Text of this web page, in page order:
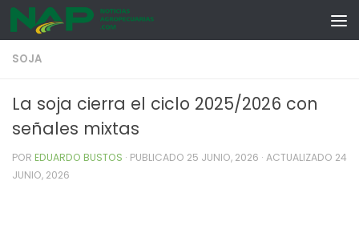
Skip to content
SOJA
La soja cierra el ciclo 2025/2026 con
señales mixtas
POR EDUARDO BUSTOS · PUBLICADO 25 JUNIO, 2026 · ACTUALIZADO 24
JUNIO, 2026